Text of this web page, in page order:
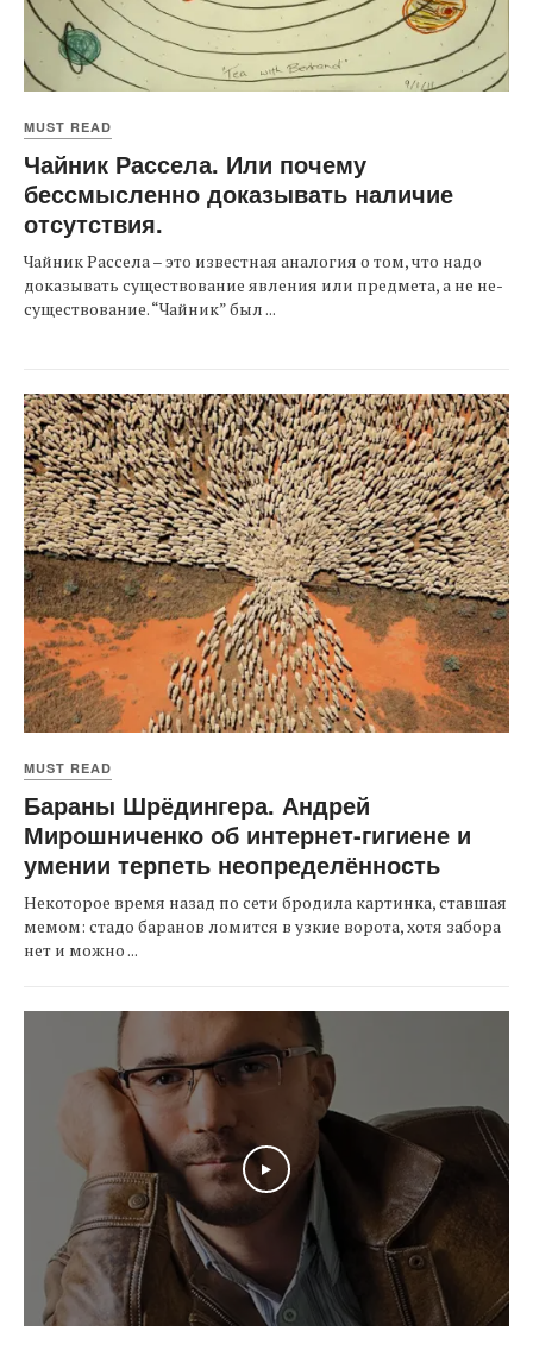
MUST READ
Чайник Рассела. Или почему
бессмысленно доказывать наличие
отсутствия.
Чайник Рассела – это известная аналогия о том, что надо
доказывать существование явления или предмета, а не не-
существование. “Чайник” был ...
MUST READ
Бараны Шрёдингера. Андрей
Мирошниченко об интернет-гигиене и
умении терпеть неопределённость
Некоторое время назад по сети бродила картинка, ставшая
мемом: стадо баранов ломится в узкие ворота, хотя забора
нет и можно ...
Play